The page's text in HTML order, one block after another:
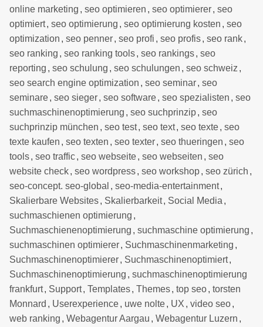
online marketing , seo optimieren , seo optimierer, seo
optimiert, seo optimierung , seo optimierung kosten , seo
optimization , seo penner, seo profi , seo profis, seo rank,
seo ranking , seo ranking tools, seo rankings, seo
reporting , seo schulung , seo schulungen , seo schweiz ,
seo search engine optimization , seo seminar, seo
seminare, seo sieger, seo software, seo spezialisten , seo
suchmaschinenoptimierung , seo suchprinzip, seo
suchprinzip münchen , seo test, seo text, seo texte, seo
texte kaufen , seo texten , seo texter, seo thueringen , seo
tools, seo traffic, seo webseite, seo webseiten , seo
website check, seo wordpress, seo workshop, seo zürich ,
seo-concept. seo-global , seo-media-entertainment,
Skalierbare Websites, Skalierbarkeit, Social Media ,
suchmaschienen optimierung ,
Suchmaschienenoptimierung , suchmaschine optimierung ,
suchmaschinen optimierer, Suchmaschinenmarketing ,
Suchmaschinenoptimierer, Suchmaschinenoptimiert,
Suchmaschinenoptimierung , suchmaschinenoptimierung
frankfurt, Support, Templates, Themes, top seo, torsten
Monnard , Userexperience, uwe nolte, UX , video seo,
web ranking , Webagentur Aargau , Webagentur Luzern ,